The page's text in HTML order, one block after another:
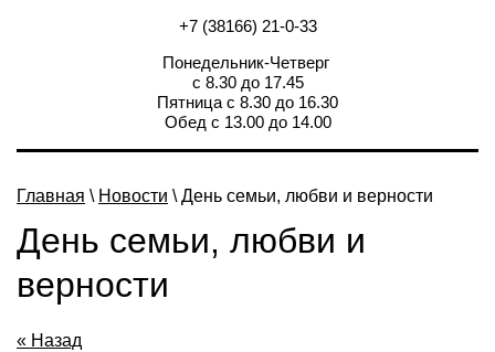
+7 (38166) 21-0-33
Понедельник-Четверг
с 8.30 до 17.45
Пятница с 8.30 до 16.30
Обед с 13.00 до 14.00
Главная \ Новости \ День семьи, любви и верности
День семьи, любви и
верности
« Назад